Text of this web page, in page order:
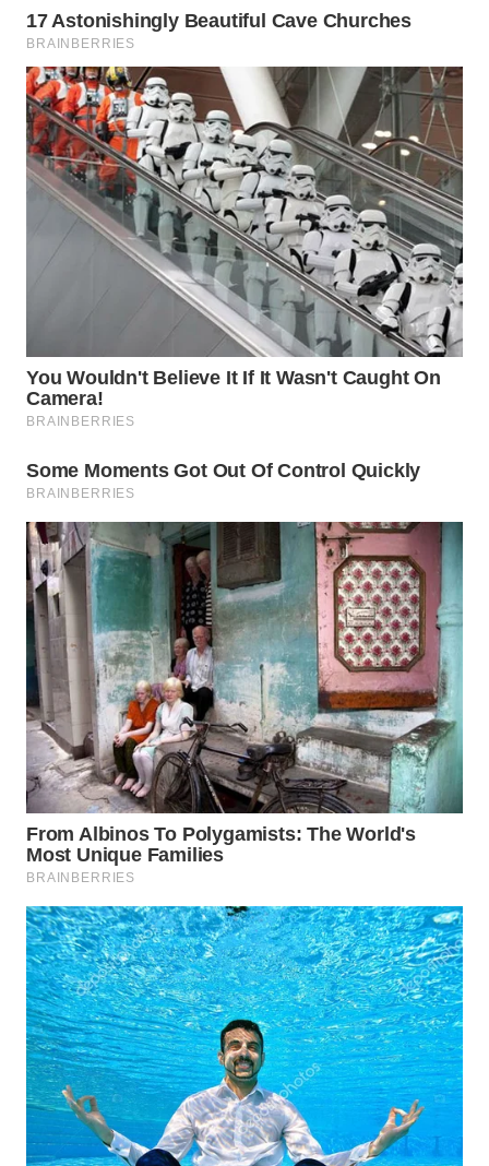
WN
TIMUR
WN
SEMARANG
SOLO
WN
MADURA
WN
SURABAYA
WN
NATUNA
WN
BINTAN
MANDALIKA
WN
LIKUPANG
WN
WN
BORNEO
Wahana
Media
Group
WAHANA
NEWS